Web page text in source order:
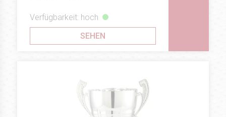
Verfügbarkeit: hoch
SEHEN